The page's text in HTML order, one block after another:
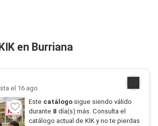
en Burriana
el 16 ago
Este catálogosigue siendo válido
durante 8 día(s) más. Consulta el
catálogo actual de KIK y no te pierdas